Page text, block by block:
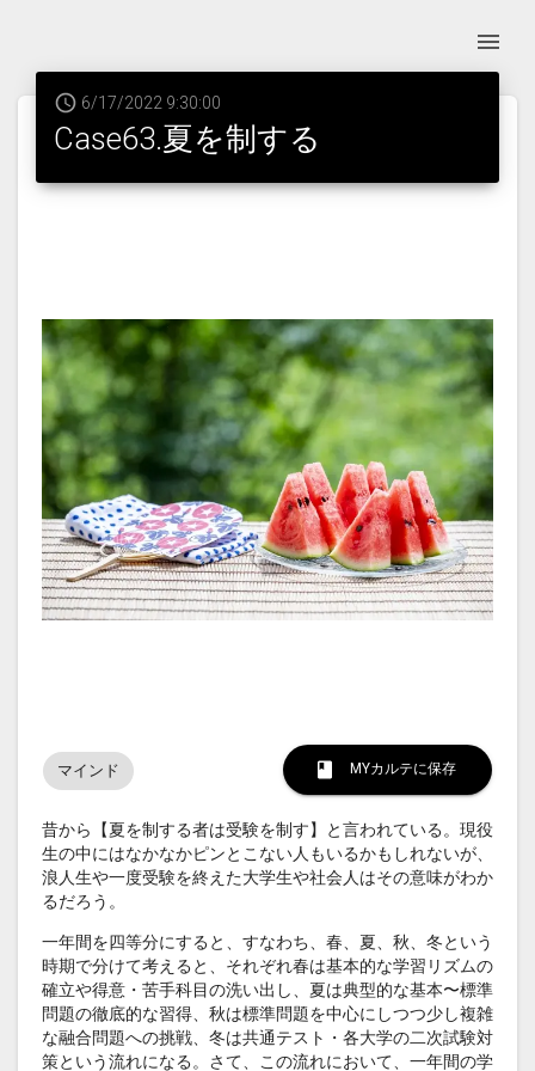
6/17/2022 9:30:00
Case63.夏を制する
マインド MYカルテに保存
昔から【夏を制する者は受験を制す】と言われている。現役
生の中にはなかなかピンとこない人もいるかもしれないが、
浪人生や一度受験を終えた大学生や社会人はその意味がわか
るだろう。
一年間を四等分にすると、すなわち、春、夏、秋、冬という
時期で分けて考えると、それぞれ春は基本的な学習リズムの
確立や得意・苦手科目の洗い出し、夏は典型的な基本〜標準
問題の徹底的な習得、秋は標準問題を中心にしつつ少し複雑
な融合問題への挑戦、冬は共通テスト・各大学の二次試験対
策という流れになる。さて、この流れにおいて、一年間の学